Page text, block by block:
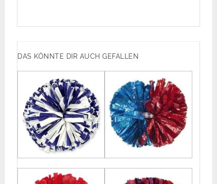
DAS KÖNNTE DIR AUCH GEFALLEN